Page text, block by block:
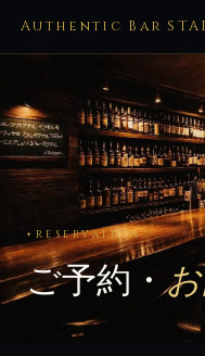
Authentic Bar
HOME› ご予約
RESERVATION
ご予約・